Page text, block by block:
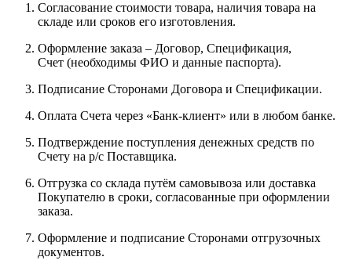
Согласование стоимости товара, наличия товара на
складе или сроков его изготовления.
Оформление заказа – Договор, Спецификация,
Счет (необходимы ФИО и данные паспорта).
Подписание Сторонами Договора и Спецификации.
Оплата Счета через «Банк-клиент» или в любом банке.
Подтверждение поступления денежных средств по
Счету на р/с Поставщика.
Отгрузка со склада путём самовывоза или доставка
Покупателю в сроки, согласованные при оформлении
заказа.
Оформление и подписание Сторонами отгрузочных
документов.